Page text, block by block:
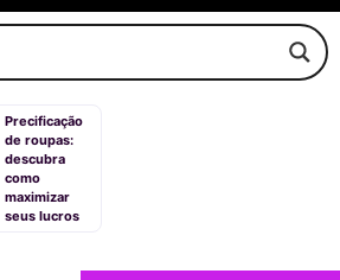
Precificação
de roupas:
descubra
como
maximizar
seus lucros